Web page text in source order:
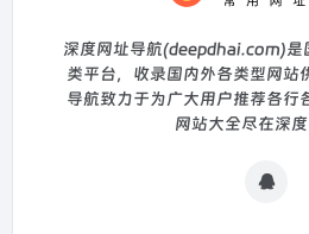
深度网址导航(deepdhai.com)是
类平台，收录国内外各类型网站
导航致力于为广大用户推荐各行
网站大全尽在深度